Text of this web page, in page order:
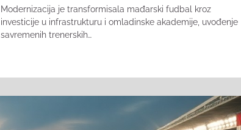
Modernizacija je transformisala mađarski fudbal kroz
investicije u infrastrukturu i omladinske akademije, uvođenje
savremenih trenerskih…